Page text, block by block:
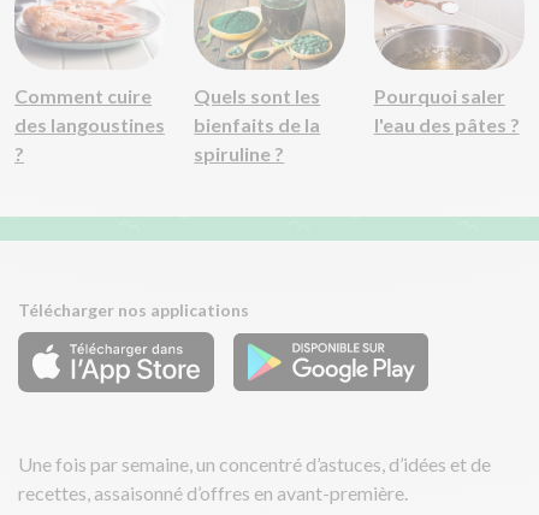
Comment cuire
des langoustines
?
Quels sont les
bienfaits de la
spiruline ?
Pourquoi saler
l'eau des pâtes ?
Télécharger nos applications
Une fois par semaine, un concentré d’astuces, d’idées et de
recettes, assaisonné d’offres en avant-première.